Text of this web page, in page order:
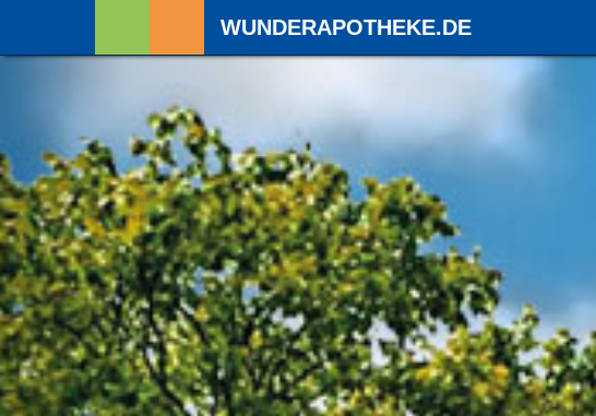
WUNDERAPOTHEKE.DE